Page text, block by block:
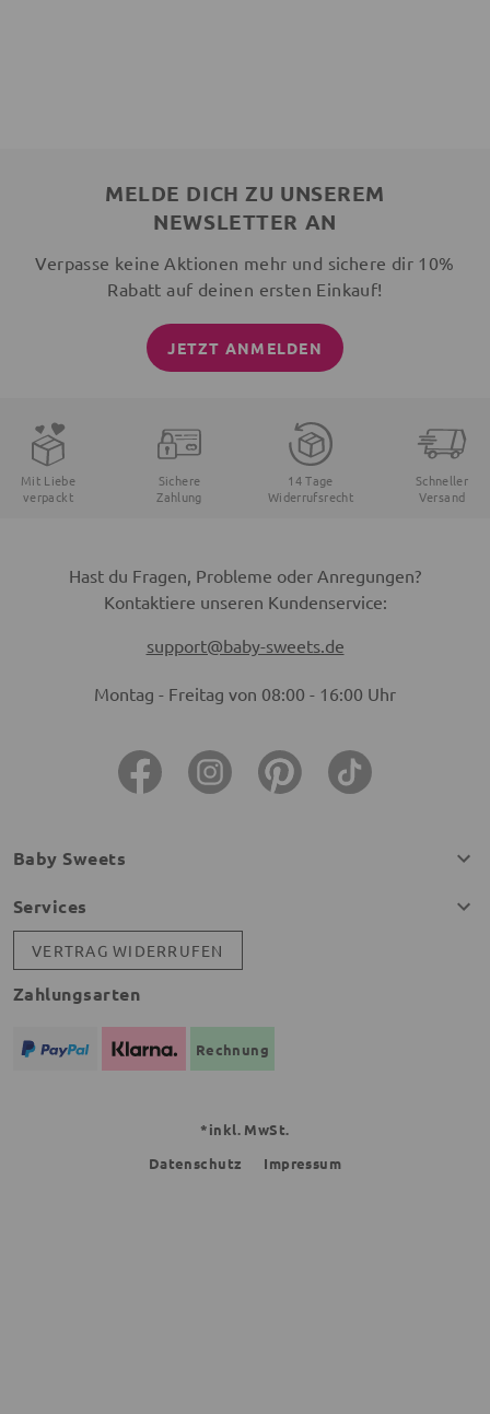
MELDE DICH ZU UNSEREM
NEWSLETTER AN
Verpasse keine Aktionen mehr und sichere dir 10%
Rabatt auf deinen ersten Einkauf!
JETZT ANMELDEN
Mit Liebe
verpackt
Sichere
Zahlung
14 Tage
Widerrufsrecht
Schneller
Versand
Hast du Fragen, Probleme oder Anregungen?
Kontaktiere unseren Kundenservice:
support@baby-sweets.de
Montag - Freitag von 08:00 - 16:00 Uhr
Baby Sweets
Services
VERTRAG WIDERRUFEN
Zahlungsarten
Rechnung
*inkl. MwSt.
Datenschutz
Impressum